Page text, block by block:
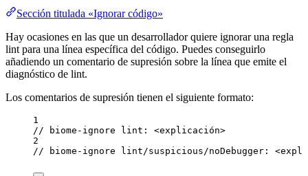
Sección titulada «Ignorar código»
Hay ocasiones en las que un desarrollador quiere ignorar una regla
lint para una línea específica del código. Puedes conseguirlo
añadiendo un comentario de supresión sobre la línea que emite el
diagnóstico de lint.
Los comentarios de supresión tienen el siguiente formato:
1
// biome-ignore lint: <explicación>
2
// biome-ignore lint/suspicious/noDebugger: